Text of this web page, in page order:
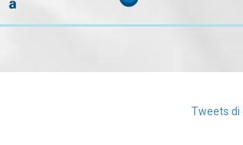
Tweets di